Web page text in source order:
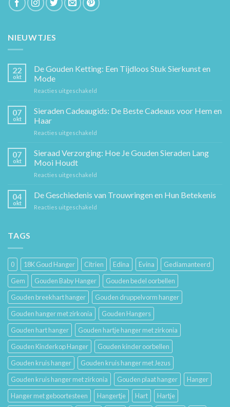
NIEUWTJES
22
okt
De Gouden Ketting: Een Tijdloos Stuk Sierkunst en
Mode
Reacties uitgeschakeld
Gouden
Sierkunst
07
okt
Sieraden Cadeaugids: De Beste Cadeaus voor Hem en
Haar
Reacties uitgeschakeld
Cadeaugids:
De
Hem
07
okt
Sieraad Verzorging: Hoe Je Gouden Sieraden Lang
Mooi Houdt
Reacties uitgeschakeld
Verzorging:
04
okt
De Geschiedenis van Trouwringen en Hun Betekenis
Reacties uitgeschakeld
Hun
Betekenis
TAGS
0 18K Goud Hanger Citrien Edina Evina
Gediamanteerd
Gem
Gouden Baby Hanger
Gouden bedel oorbellen
Gouden breekhart hanger
Gouden druppelvorm hanger
Gouden hanger met zirkonia
Gouden Hangers
Gouden hart hanger
Gouden hartje hanger met zirkonia
Gouden Kinderkop Hanger
Gouden kinder oorbellen
Gouden kruis hanger
Gouden kruis hanger met Jezus
Gouden kruis hanger met zirkonia
Gouden plaat hanger
Hanger
Hanger met geboortesteen
Hangertje Hart
Hartje